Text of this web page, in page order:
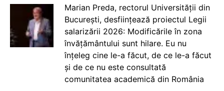
Marian Preda, rectorul Universității din
București, desființează proiectul Legii
salarizării 2026: Modificările în zona
învățământului sunt hilare. Eu nu
înțeleg cine le-a făcut, de ce le-a făcut
și de ce nu este consultată
comunitatea academică din România